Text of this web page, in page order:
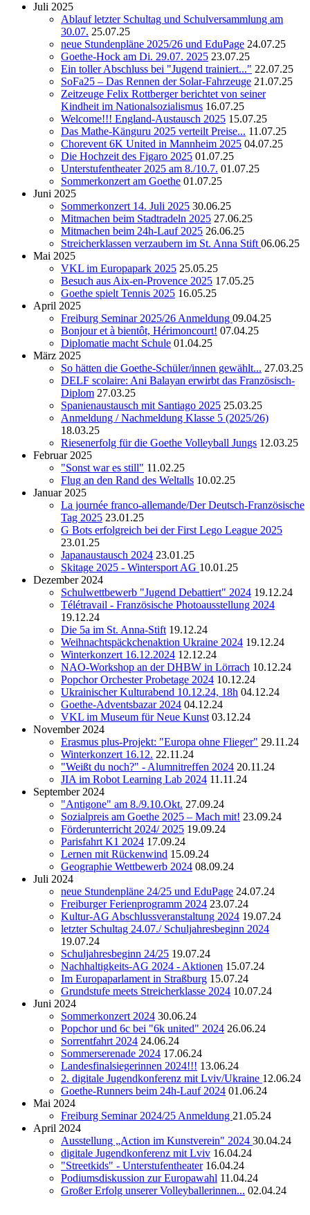
Juli 2025
Ablauf letzter Schultag und Schulversammlung am
30.07. 25.07.25
neue Stundenpläne 2025/26 und EduPage 24.07.25
Goethe-Hock am Di. 29.07. 2025 23.07.25
Ein toller Abschluss bei "Jugend trainiert..." 22.07.25
SoFa25 – Das Rennen der Solar-Fahrzeuge 21.07.25
Zeitzeuge Felix Rottberger berichtet von seiner
Kindheit im Nationalsozialismus 16.07.25
Welcome!!! England-Austausch 2025 15.07.25
Das Mathe-Känguru 2025 verteilt Preise... 11.07.25
Chorevent 6K United in Mannheim 2025 04.07.25
Die Hochzeit des Figaro 2025 01.07.25
Unterstufentheater 2025 am 8./10.7. 01.07.25
Sommerkonzert am Goethe 01.07.25
Juni 2025
Sommerkonzert 14. Juli 2025 30.06.25
Mitmachen beim Stadtradeln 2025 27.06.25
Mitmachen beim 24h-Lauf 2025 26.06.25
Streicherklassen verzaubern im St. Anna Stift 06.06.25
Mai 2025
VKL im Europapark 2025 25.05.25
Besuch aus Aix-en-Provence 2025 17.05.25
Goethe spielt Tennis 2025 16.05.25
April 2025
Freiburg Seminar 2025/26 Anmeldung 09.04.25
Bonjour et à bientôt, Hérimoncourt! 07.04.25
Diplomatie macht Schule 01.04.25
März 2025
So hätten die Goethe-Schüler/innen gewählt... 27.03.25
DELF scolaire: Ani Balayan erwirbt das Französisch-
Diplom 27.03.25
Spanienaustausch mit Santiago 2025 25.03.25
Anmeldung / Nachmeldung Klasse 5 (2025/26)
18.03.25
Riesenerfolg für die Goethe Volleyball Jungs 12.03.25
Februar 2025
"Sonst war es still" 11.02.25
Flug an den Rand des Weltalls 10.02.25
Januar 2025
La journée franco-allemande/Der Deutsch-Französische
Tag 2025 23.01.25
G Bots erfolgreich bei der First Lego League 2025
23.01.25
Japanaustausch 2024 23.01.25
Skitage 2025 - Wintersport AG 10.01.25
Dezember 2024
Schulwettbewerb "Jugend Debattiert" 2024 19.12.24
Télétravail - Französische Photoausstellung 2024
19.12.24
Die 5a im St. Anna-Stift 19.12.24
Weihnachtspäckchenaktion Ukraine 2024 19.12.24
Winterkonzert 16.12.2024 12.12.24
NAO-Workshop an der DHBW in Lörrach 10.12.24
Popchor Orchester Probetage 2024 10.12.24
Ukrainischer Kulturabend 10.12.24, 18h 04.12.24
Goethe-Adventsbazar 2024 04.12.24
VKL im Museum für Neue Kunst 03.12.24
November 2024
Erasmus plus-Projekt: "Europa ohne Flieger" 29.11.24
Winterkonzert 16.12. 22.11.24
"Weißt du noch?" - Alumnitreffen 2024 20.11.24
JIA im Robot Learning Lab 2024 11.11.24
September 2024
"Antigone" am 8./9.10.Okt. 27.09.24
Sozialpreis am Goethe 2025 – Mach mit! 23.09.24
Förderunterricht 2024/ 2025 19.09.24
Parisfahrt K1 2024 17.09.24
Lernen mit Rückenwind 15.09.24
Geographie Wettbewerb 2024 08.09.24
Juli 2024
neue Stundenpläne 24/25 und EduPage 24.07.24
Freiburger Ferienprogramm 2024 23.07.24
Kultur-AG Abschlussveranstaltung 2024 19.07.24
letzter Schultag 24.07./ Schuljahresbeginn 2024
19.07.24
Schuljahresbeginn 24/25 19.07.24
Nachhaltigkeits-AG 2024 - Aktionen 15.07.24
Im Europaparlament in Straßburg 15.07.24
Grundstufe meets Streicherklasse 2024 10.07.24
Juni 2024
Sommerkonzert 2024 30.06.24
Popchor und 6c bei "6k united" 2024 26.06.24
Sorrentfahrt 2024 24.06.24
Sommerserenade 2024 17.06.24
Landesfinalsiegerinnen 2024!!! 13.06.24
2. digitale Jugendkonferenz mit Lviv/Ukraine 12.06.24
Goethe-Runners beim 24h-Lauf 2024 01.06.24
Mai 2024
Freiburg Seminar 2024/25 Anmeldung 21.05.24
April 2024
Ausstellung „Action im Kunstverein" 2024 30.04.24
digitale Jugendkonferenz mit Lviv 16.04.24
"Streetkids" - Unterstufentheater 16.04.24
Podiumsdiskussion zur Europawahl 11.04.24
Großer Erfolg unserer Volleyballerinnen... 02.04.24